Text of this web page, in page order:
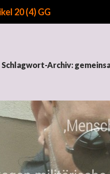
20 (4) GG
Schlagwort-Archiv: